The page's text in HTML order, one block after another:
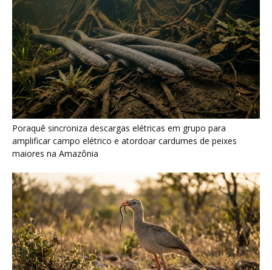
Seriema combina corridas em alta velocidade e arremessos
contra rochas para imobilizar serpentes peçonhentas no
cerrado